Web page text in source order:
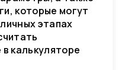
которые могут
этапах
калькуляторе